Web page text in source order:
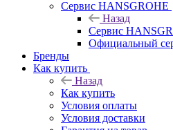
Сервис HANSGROHE
Назад
Сервис
Официальный
Бренды
Как купить
Назад
Как купить
Условия оплаты
Условия доставки